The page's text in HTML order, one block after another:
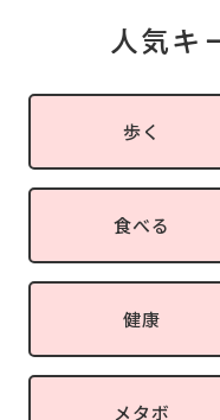
人気キ
歩く
食べる
健康
メタボ